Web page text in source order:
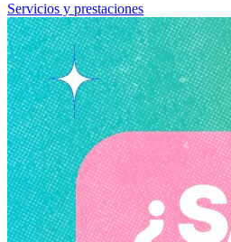
Servicios y prestaciones